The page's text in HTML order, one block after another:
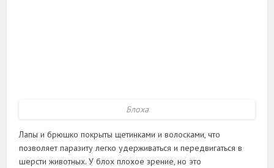
Блоха
Лапы и брюшко покрыты щетинками и волосками, что
позволяет паразиту легко удерживаться и передвигаться в
шерсти животных. У блох плохое зрение, но это